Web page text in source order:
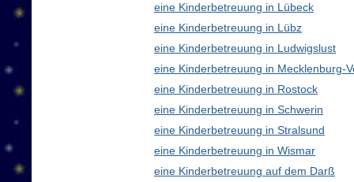
eine Kinderbetreuung in Lübeck
eine Kinderbetreuung in Lübz
eine Kinderbetreuung in Ludwigslust
eine Kinderbetreuung in Mecklenburg-
eine Kinderbetreuung in Rostock
eine Kinderbetreuung in Schwerin
eine Kinderbetreuung in Stralsund
eine Kinderbetreuung in Wismar
eine Kinderbetreuung auf dem Darß